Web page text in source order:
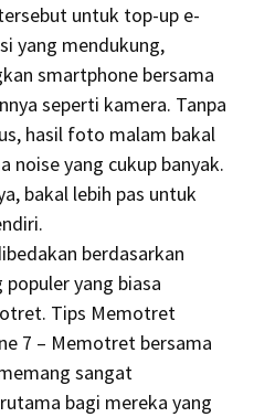
untuk top-up e-
yang mendukung,
smartphone bersama
seperti kamera. Tanpa
hasil foto malam bakal
noise yang cukup banyak.
bakal lebih pas untuk
berdasarkan
yang biasa
Tips Memotret
7 – Memotret bersama
sangat
bagi mereka yang